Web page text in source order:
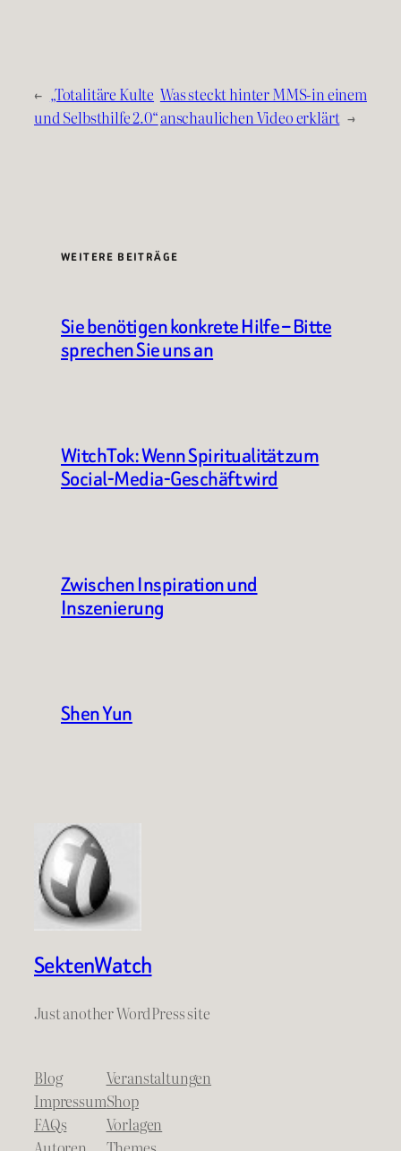
← „Totalitäre Kulte
und Selbsthilfe 2.0“
Was steckt hinter MMS-in einem
anschaulichen Video erklärt →
WEITERE BEITRÄGE
Sie benötigen konkrete Hilfe – Bitte
sprechen Sie uns an
WitchTok: Wenn Spiritualität zum
Social-Media-Geschäft wird
Zwischen Inspiration und
Inszenierung
Shen Yun
SektenWatch
Just another WordPress site
Blog
Impressum
FAQs
Veranstaltungen
Shop
Vorlagen